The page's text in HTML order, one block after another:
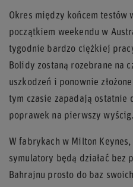
Okres między końcem testów
początkiem weekendu w
tygodnie bardzo ciężkiej
Bolidy zostaną rozebrane na
uszkodzeń i ponownie
tym czasie zapadają ostatnie
poprawek na pierwszy wyścig.
W fabrykach w Milton
symulatory będą działać bez
Bahrajnu prosto do baz